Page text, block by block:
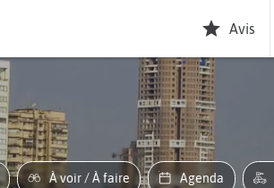
Avis
À voir / À faire Agenda